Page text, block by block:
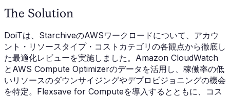
The Solution
DoiTは、StarchiveのAWSワークロードについて、アカウ
ント・リソースタイプ・コストカテゴリの各観点から徹底し
た最適化レビューを実施しました。Amazon CloudWatch
とAWS Compute Optimizerのデータを活用し、稼働率の低
いリソースのダウンサイジングやデプロビジョニングの機会
を特定。Flexsave for Computeを導入するとともに、コス